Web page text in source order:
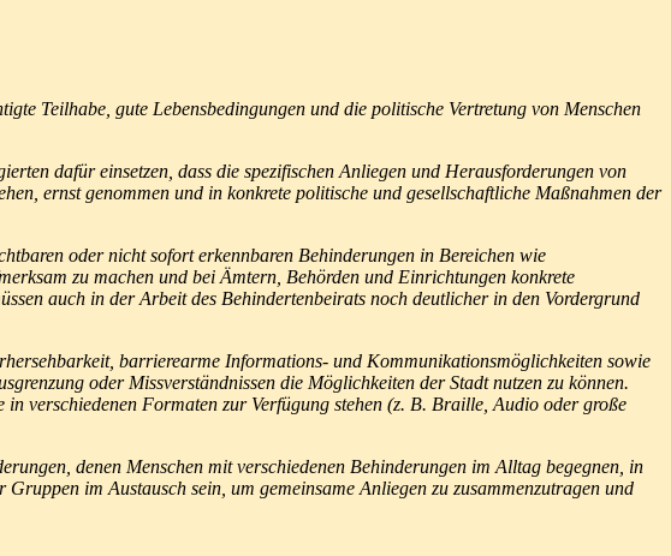
Teilhabe, gute Lebensbedingungen und die politische Vertretung von Menschen
dafür einsetzen, dass die spezifischen Anliegen und Herausforderungen von
ernst genommen und in konkrete politische und gesellschaftliche Maßnahmen der
oder nicht sofort erkennbaren Behinderungen in Bereichen wie
zu machen und bei Ämtern, Behörden und Einrichtungen konkrete
auch in der Arbeit des Behindertenbeirats noch deutlicher in den Vordergrund
barrierearme Informations- und Kommunikationsmöglichkeiten sowie
oder Missverständnissen die Möglichkeiten der Stadt nutzen zu können.
verschiedenen Formaten zur Verfügung stehen (z. B. Braille, Audio oder große
denen Menschen mit verschiedenen Behinderungen im Alltag begegnen, in
im Austausch sein, um gemeinsame Anliegen zu zusammenzutragen und